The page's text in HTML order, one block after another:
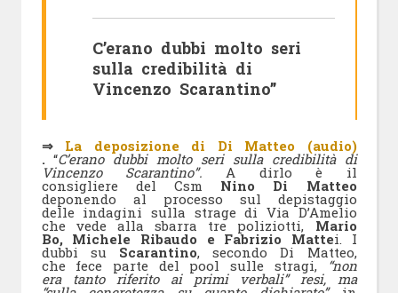
C’erano dubbi molto seri
sulla credibilità di
Vincenzo Scarantino”
⇒ La deposizione di Di Matteo (audio)
. “C’erano dubbi molto seri sulla credibilità di
Vincenzo Scarantino”.A dirlo è il
consigliere del Csm Nino Di Matteo
deponendo al processo sul depistaggio
delle indagini sulla strage di Via D’Amelio
che vede alla sbarra tre poliziotti, Mario
Bo, Michele Ribaudo e Fabrizio Mattei. I
dubbi su Scarantino, secondo Di Matteo,
che fece parte del pool sulle stragi, “non
era tanto riferito ai primi verbali” resi, ma